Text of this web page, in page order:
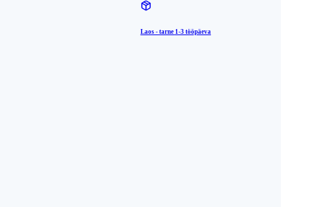
Laos - tarne 1-3 tööpäeva